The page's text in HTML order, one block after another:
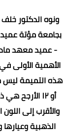
ونوه الدكتور
بجامعة مؤتة
- عميد معهد
الأهمية الأولى
والأقرب إلى
الذهبية